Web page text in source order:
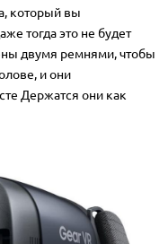
который вы
тогда это не будет
двумя ремнями, чтобы
и они
Держатся они как